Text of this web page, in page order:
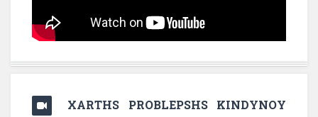
XARTHS PROBLEPSHS KINDYNOY